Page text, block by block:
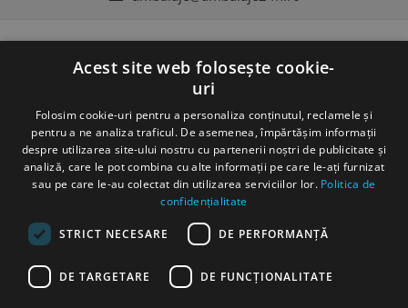
CLIENTI
DATE COMERCIALE
©Copyright SC DC Folie SRL 2022
Produse concepute si fabricate 100% in Romania
Acest site web folosește cookie-
uri
Folosim cookie-uri pentru a personaliza conținutul, reclamele și
pentru a ne analiza traficul. De asemenea, împărtășim informații
despre utilizarea site-ului nostru cu partenerii noștri de publicitate și
analiză, care le pot combina cu alte informații pe care le-ați furnizat
sau pe care le-au colectat din utilizarea serviciilor lor. Politica de
confidențialitate
STRICT NECESARE DE PERFORMANȚĂ
DE TARGETARE DE FUNCŢIONALITATE